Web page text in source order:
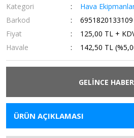
Kategori
Hava
Barkod
6951820133109
Fiyat
125,00 TL +
Havale
142,50 TL
GELİNCE
ÜRÜN AÇIKLAMASI